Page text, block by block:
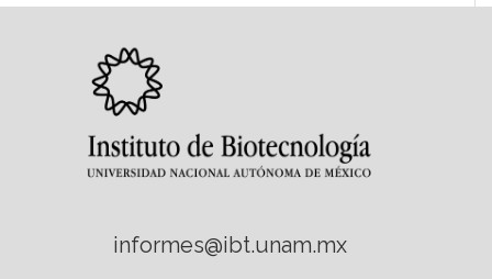
informes@ibt.unam.mx